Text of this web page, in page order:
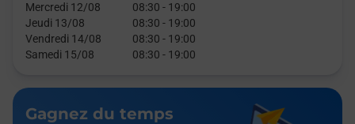
Mercredi 12/08
08:30 - 19:00
Jeudi 13/08
08:30 - 19:00
Vendredi 14/08
08:30 - 19:00
Samedi 15/08
08:30 - 19:00
Gagnez du temps